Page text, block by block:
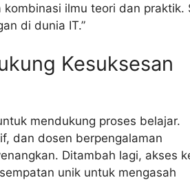
kombinasi ilmu teori dan praktik.
di dunia IT.”
Kesuksesan
mendukung proses belajar.
dan dosen berpengalaman
Ditambah lagi, akses
unik untuk mengasah